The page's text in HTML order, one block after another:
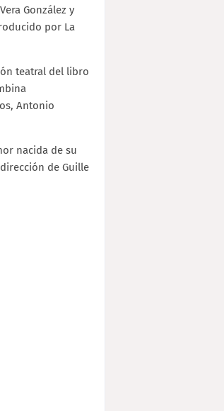
González y
por La
teatral del libro
Antonio
nacida de su
de Guille